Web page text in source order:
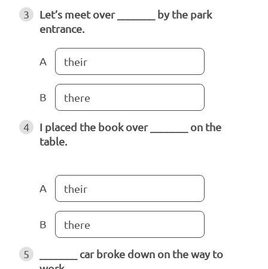
3
Let’s meet over _______ by the park
entrance.
A their
B there
4
I placed the book over _______ on the
table.
A their
B there
5
_______ car broke down on the way to